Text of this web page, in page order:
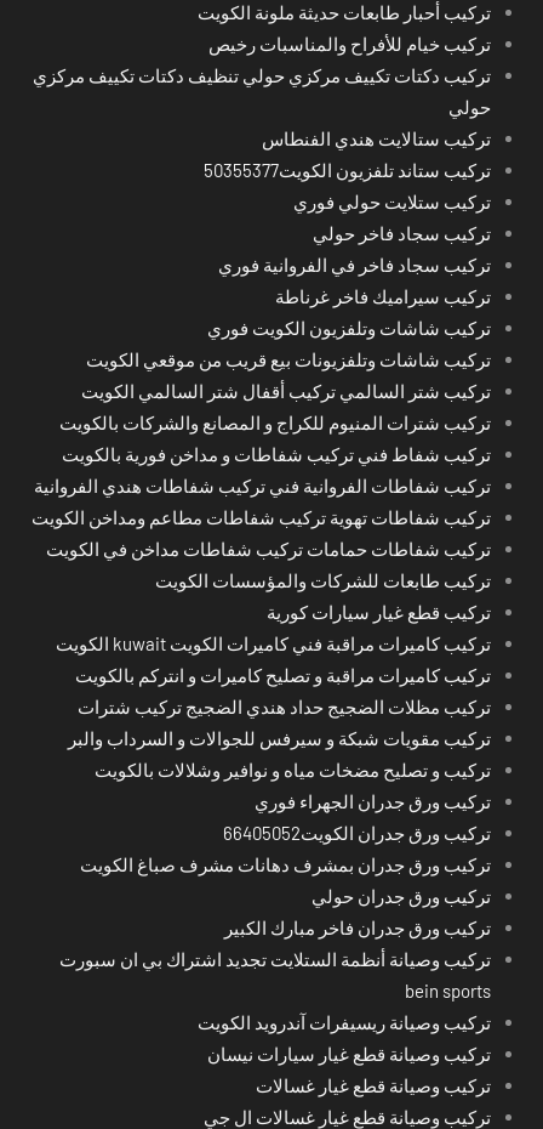
تركيب أحبار طابعات حديثة ملونة الكويت
تركيب خيام للأفراح والمناسبات رخيص
تركيب دكتات تكييف مركزي حولي تنظيف دكتات تكييف مركزي
حولي
تركيب ستالايت هندي الفنطاس
تركيب ستاند تلفزيون الكويت50355377
تركيب ستلايت حولي فوري
تركيب سجاد فاخر حولي
تركيب سجاد فاخر في الفروانية فوري
تركيب سيراميك فاخر غرناطة
تركيب شاشات وتلفزيون الكويت فوري
تركيب شاشات وتلفزيونات بيع قريب من موقعي الكويت
تركيب شتر السالمي تركيب أقفال شتر السالمي الكويت
تركيب شترات المنيوم للكراج و المصانع والشركات بالكويت
تركيب شفاط فني تركيب شفاطات و مداخن فورية بالكويت
تركيب شفاطات الفروانية فني تركيب شفاطات هندي الفروانية
تركيب شفاطات تهوية تركيب شفاطات مطاعم ومداخن الكويت
تركيب شفاطات حمامات تركيب شفاطات مداخن في الكويت
تركيب طابعات للشركات والمؤسسات الكويت
تركيب قطع غيار سيارات كورية
تركيب كاميرات مراقبة فني كاميرات الكويت kuwait الكويت
تركيب كاميرات مراقبة و تصليح كاميرات و انتركم بالكويت
تركيب مظلات الضجيج حداد هندي الضجيج تركيب شترات
تركيب مقويات شبكة و سيرفس للجوالات و السرداب والبر
تركيب و تصليح مضخات مياه و نوافير وشلالات بالكويت
تركيب ورق جدران الجهراء فوري
تركيب ورق جدران الكويت66405052
تركيب ورق جدران بمشرف دهانات مشرف صباغ الكويت
تركيب ورق جدران حولي
تركيب ورق جدران فاخر مبارك الكبير
تركيب وصيانة أنظمة الستلايت تجديد اشتراك بي ان سبورت
bein sports
تركيب وصيانة ريسيفرات آندرويد الكويت
تركيب وصيانة قطع غيار سيارات نيسان
تركيب وصيانة قطع غيار غسالات
تركيب وصيانة قطع غيار غسالات ال جي